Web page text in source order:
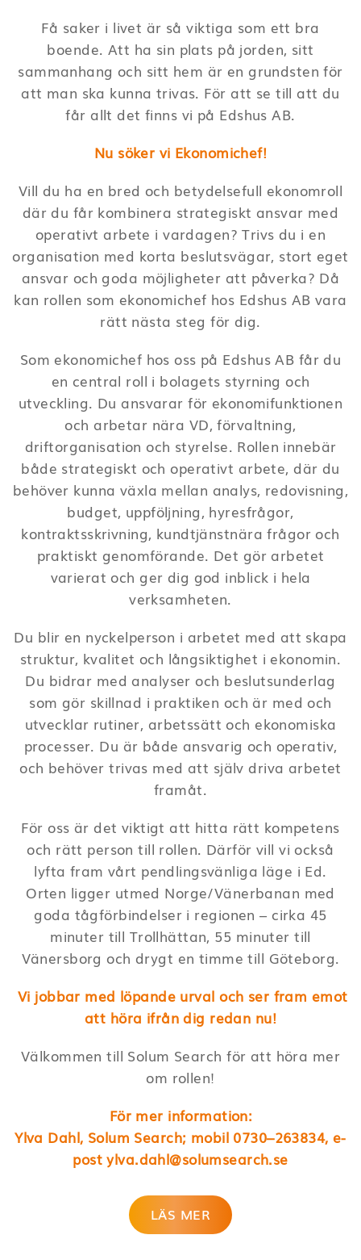
Få saker i livet är så viktiga som ett bra
boende. Att ha sin plats på jorden, sitt
sammanhang och sitt hem är en grundsten för
att man ska kunna trivas. För att se till att du
får allt det finns vi på Edshus AB.
Nu söker vi Ekonomichef!
Vill du ha en bred och betydelsefull ekonomroll
där du får kombinera strategiskt ansvar med
operativt arbete i vardagen? Trivs du i en
organisation med korta beslutsvägar, stort eget
ansvar och goda möjligheter att påverka? Då
kan rollen som ekonomichef hos Edshus AB vara
rätt nästa steg för dig.
Som ekonomichef hos oss på Edshus AB får du
en central roll i bolagets styrning och
utveckling. Du ansvarar för ekonomifunktionen
och arbetar nära VD, förvaltning,
driftorganisation och styrelse. Rollen innebär
både strategiskt och operativt arbete, där du
behöver kunna växla mellan analys, redovisning,
budget, uppföljning, hyresfrågor,
kontraktsskrivning, kundtjänstnära frågor och
praktiskt genomförande. Det gör arbetet
varierat och ger dig god inblick i hela
verksamheten.
Du blir en nyckelperson i arbetet med att skapa
struktur, kvalitet och långsiktighet i ekonomin.
Du bidrar med analyser och beslutsunderlag
som gör skillnad i praktiken och är med och
utvecklar rutiner, arbetssätt och ekonomiska
processer. Du är både ansvarig och operativ,
och behöver trivas med att själv driva arbetet
framåt.
För oss är det viktigt att hitta rätt kompetens
och rätt person till rollen. Därför vill vi också
lyfta fram vårt pendlingsvänliga läge i Ed.
Orten ligger utmed Norge/Vänerbanan med
goda tågförbindelser i regionen – cirka 45
minuter till Trollhättan, 55 minuter till
Vänersborg och drygt en timme till Göteborg.
Vi jobbar med löpande urval och ser fram emot
att höra ifrån dig redan nu!
Välkommen till Solum Search för att höra mer
om rollen!
För mer information:
Ylva Dahl, Solum Search; mobil 0730–263834, e-
postylva.dahl@solumsearch.se
LÄS MER